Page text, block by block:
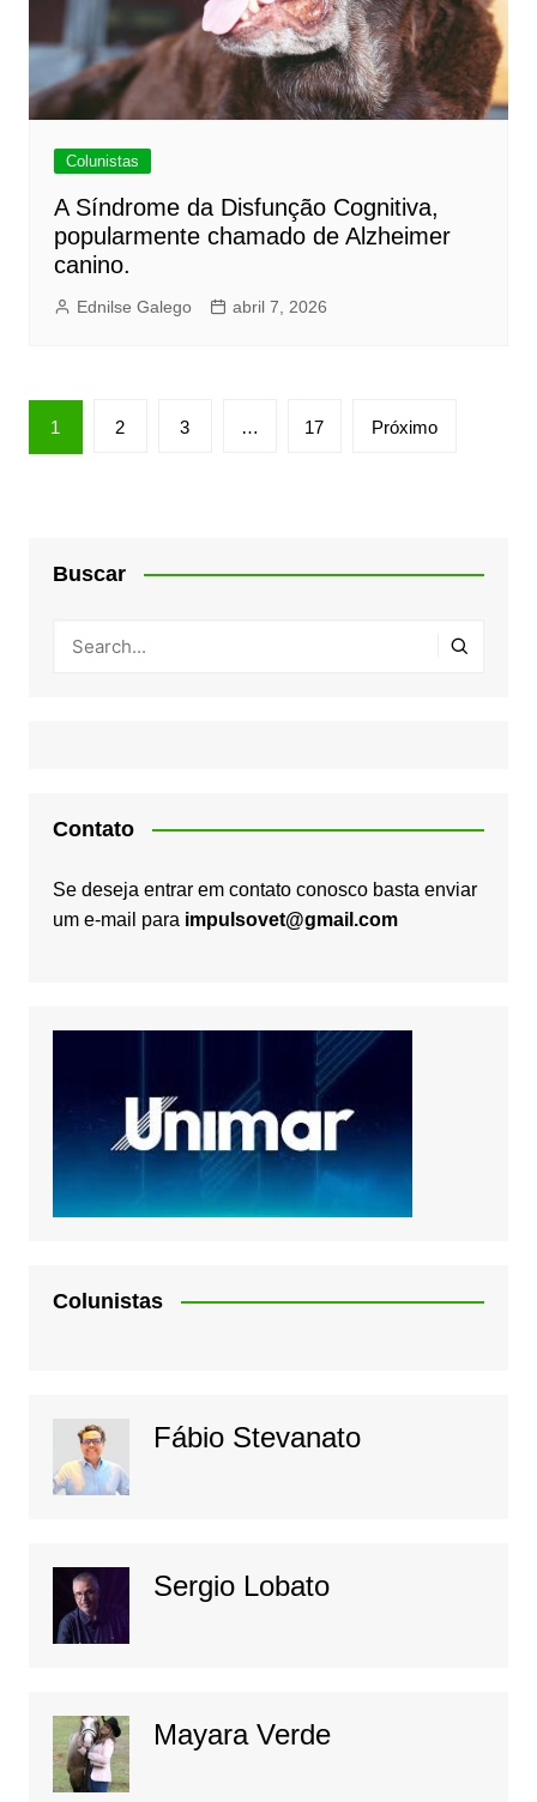
Colunistas
A Síndrome da Disfunção Cognitiva,
popularmente chamado de Alzheimer
canino.
Ednilse Galego abril 7, 2026
Paginação
de
1 2 3 … 17 Próximo
Buscar
Contato
Se deseja entrar em contato conosco basta enviar
um e-mail para impulsovet@gmail.com
Colunistas
Fábio Stevanato
Sergio Lobato
Mayara Verde